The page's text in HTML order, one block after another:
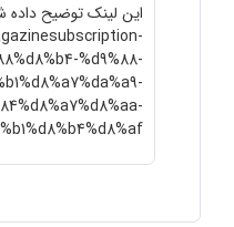
این لینک توضیح
%d9%88-